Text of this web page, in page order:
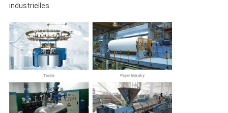
industrielles.